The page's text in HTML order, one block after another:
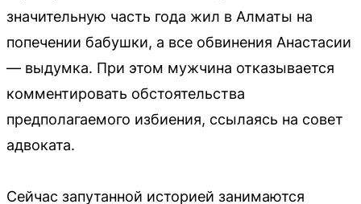
значительную часть года жил в Алматы на
попечении бабушки, а все обвинения Анастасии
— выдумка. При этом мужчина отказывается
комментировать обстоятельства
предполагаемого избиения, ссылаясь на совет
адвоката.
Сейчас запутанной историей занимаются